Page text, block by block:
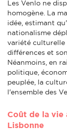
Les Venlo ne
homogène. La
idée, estimant
nationalisme
variété culturelle
différences et
Néanmoins, en
politique,
peuplée, la
l'ensemble des
Coût de la vie
Lisbonne